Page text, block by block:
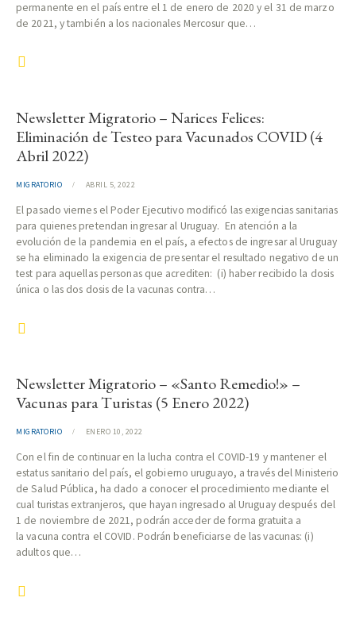
permanente en el país entre el 1 de enero de 2020 y el 31 de marzo
de 2021, y también a los nacionales Mercosur que…
Newsletter Migratorio – Narices Felices:
Eliminación de Testeo para Vacunados COVID (4
Abril 2022)
MIGRATORIO ABRIL 5, 2022
El pasado viernes el Poder Ejecutivo modificó las exigencias sanitarias
para quienes pretendan ingresar al Uruguay. En atención a la
evolución de la pandemia en el país, a efectos de ingresar al Uruguay
se ha eliminado la exigencia de presentar el resultado negativo de un
test para aquellas personas que acrediten: (i) haber recibido la dosis
única o las dos dosis de la vacunas contra…
Newsletter Migratorio – «Santo Remedio!» –
Vacunas para Turistas (5 Enero 2022)
MIGRATORIO ENERO 10, 2022
Con el fin de continuar en la lucha contra el COVID-19 y mantener el
estatus sanitario del país, el gobierno uruguayo, a través del Ministerio
de Salud Pública, ha dado a conocer el procedimiento mediante el
cual turistas extranjeros, que hayan ingresado al Uruguay después del
1 de noviembre de 2021, podrán acceder de forma gratuita a
la vacuna contra el COVID. Podrán beneficiarse de las vacunas: (i)
adultos que…